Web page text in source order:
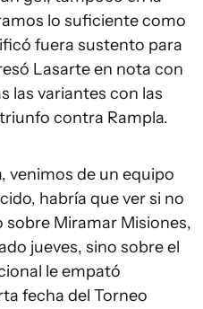
lo suficiente como
fuera sustento para
Lasarte en nota con
las variantes con las
contra Rampla.
venimos de un equipo
habría que ver si no
sobre Miramar Misiones,
jueves, sino sobre el
le empató
fecha del Torneo